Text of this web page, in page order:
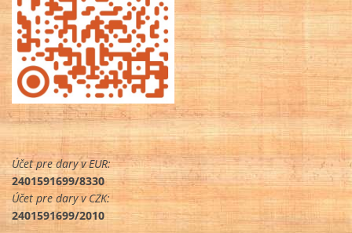
Účet pre dary v EUR:
2401591699/8330
Účet pre dary v CZK:
2401591699/2010